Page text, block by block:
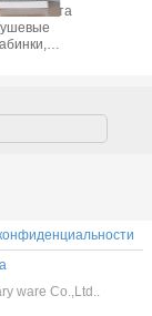
комната
ware Co.,Ltd..